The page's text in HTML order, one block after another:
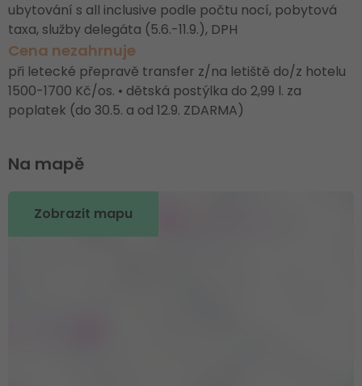
ubytování s all inclusive podle počtu nocí, pobytová
taxa, služby delegáta (5.6.-11.9.), DPH
Cena nezahrnuje
při letecké přepravě transfer z/na letiště do/z hotelu
1500-1700 Kč/os. • dětská postýlka do 2,99 l. za
poplatek (do 30.5. a od 12.9. ZDARMA)
Na mapě
Zobrazit mapu